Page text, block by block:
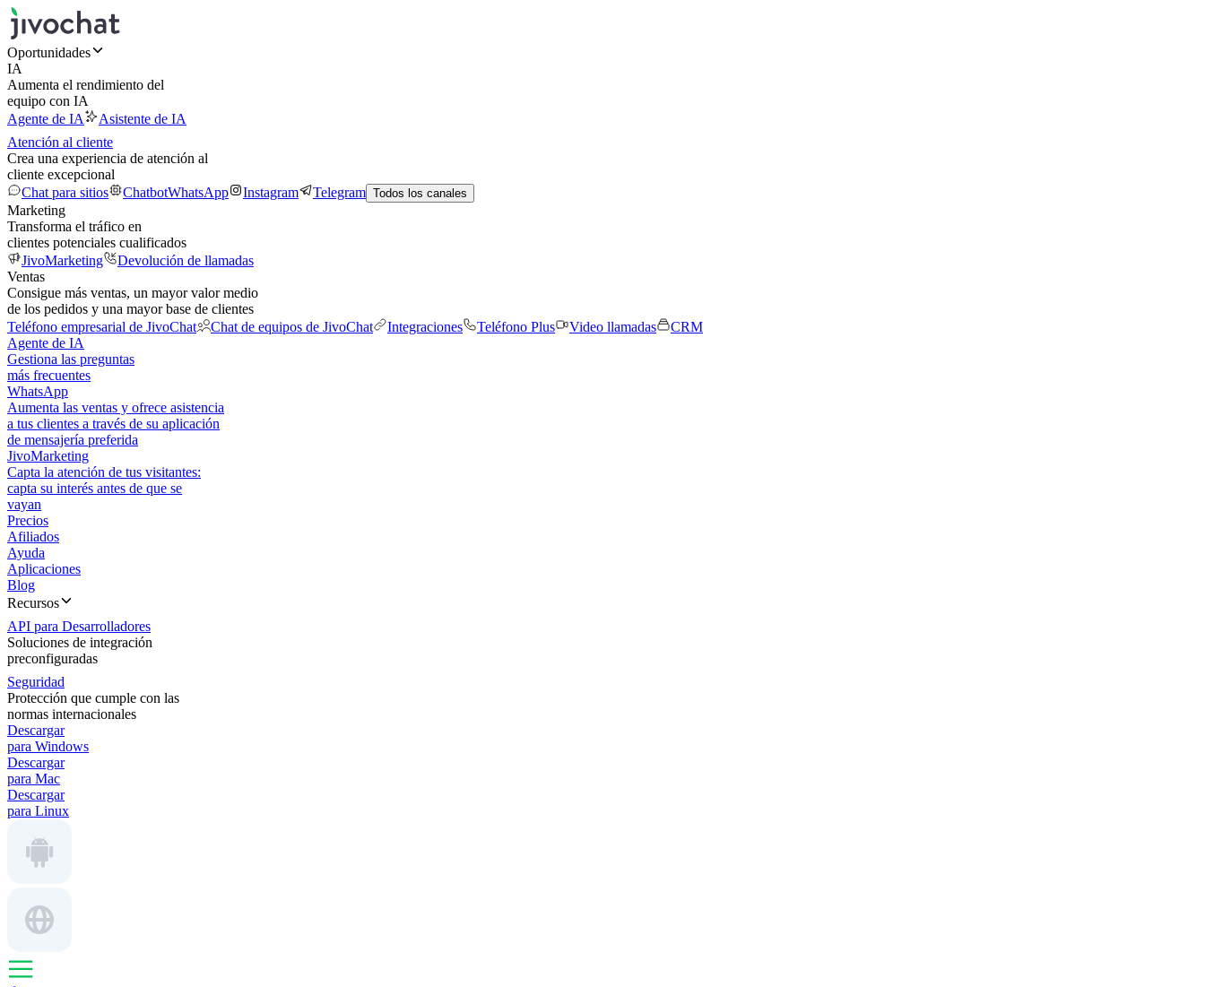
Oportunidades
IA
Aumenta el rendimiento del
equipo con IA
Agente de IA
Asistente de IA
Atención al cliente
Crea una experiencia de atención al
cliente excepcional
Chat para sitios
ChatbotWhatsApp Instagram Telegram Todos los canales
Marketing
Transforma el tráfico en
clientes potenciales cualificados
JivoMarketing
Devolución de llamadas
Ventas
Consigue más ventas, un mayor valor medio
de los pedidos y una mayor base de clientes
Teléfono empresarial de JivoChat
Chat de equipos de JivoChat Integraciones Teléfono Plus Video llamadas
CRM
Agente de IA
Gestiona las preguntas
más frecuentes
WhatsApp
Aumenta las ventas y ofrece asistencia
a tus clientes a través de su aplicación
de mensajería preferida
JivoMarketing
Capta la atención de tus visitantes:
capta su interés antes de que se
vayan
Precios
Afiliados
Ayuda
Aplicaciones
Blog
Recursos
API para Desarrolladores
Soluciones de integración
preconfiguradas
Seguridad
Protección que cumple con las
normas internacionales
Descargar
para Windows
Descargar
para Mac
Descargar
para Linux